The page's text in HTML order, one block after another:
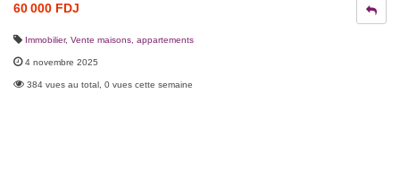
60 000 FDJ
Immobilier, Vente maisons, appartements
4 novembre 2025
384 vues au total, 0 vues cette semaine